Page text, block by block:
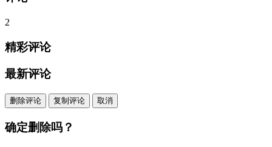
2
精彩评论
最新评论
删除评论 复制评论 取消
确定删除吗？